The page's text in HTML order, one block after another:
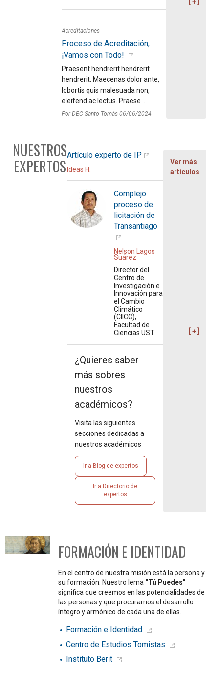
Acreditaciones
Proceso de Acreditación,
¡Vamos con Todo!
Praesent hendrerit hendrerit
hendrerit. Maecenas dolor ante,
lobortis quis malesuada non,
eleifend ac lectus. Praese ...
Por DEC Santo Tomás 06/06/2024
NUESTROS
EXPERTOS
Artículo experto de IP
Ideas H.
Complejo
proceso de
licitación de
Transantiago
Nelson Lagos
Suárez
Director del
Centro de
Investigación e
Innovación para
el Cambio
Climático
(CIICC),
Facultad de
Ciencias UST
¿Quieres saber
más sobres
nuestros
académicos?
Visita las siguientes
secciones dedicadas a
nuestros académicos
Ir a Blog de expertos
Ir a Directorio de
expertos
Ver más
artículos
FORMACIÓN E IDENTIDAD
En el centro de nuestra misión está la persona y
su formación. Nuestro lema “Tú Puedes”
significa que creemos en las potencialidades de
las personas y que procuramos el desarrollo
íntegro y armónico de cada una de ellas.
Formación e Identidad
Centro de Estudios Tomistas
Instituto Berit